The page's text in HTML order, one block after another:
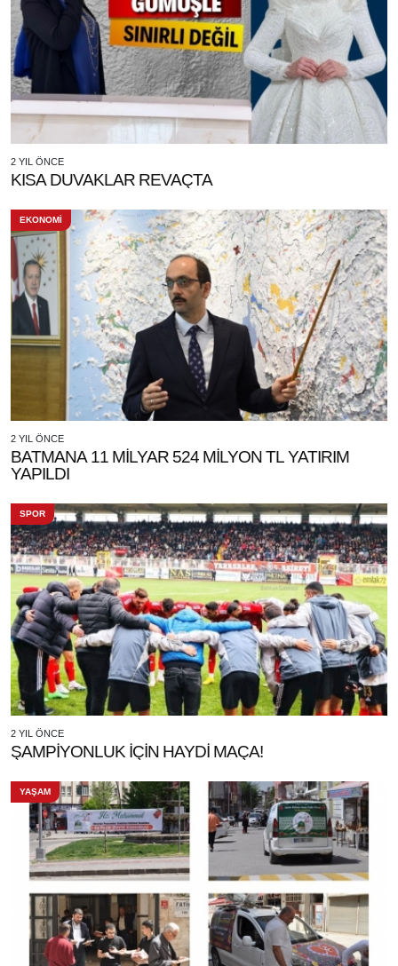
2 YIL ÖNCE
KISA DUVAKLAR REVAÇTA
EKONOMİ
2 YIL ÖNCE
BATMANA 11 MİLYAR 524 MİLYON TL YATIRIM
YAPILDI
SPOR
2 YIL ÖNCE
ŞAMPİYONLUK İÇİN HAYDİ MAÇA!
YAŞAM